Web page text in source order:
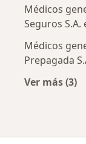
Médicos
Seguros S.A.
Médicos
Prepagada
Ver más (3)